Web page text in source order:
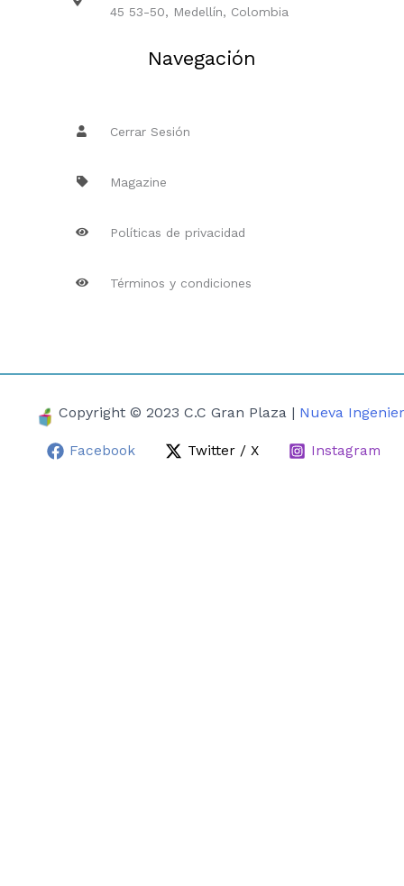
45 53-50, Medellín, Colombia
Navegación
Cerrar Sesión
Magazine
Políticas de privacidad
Términos y condiciones
Copyright © 2023 C.C Gran Plaza | Nueva
Facebook Twitter / X Instagram